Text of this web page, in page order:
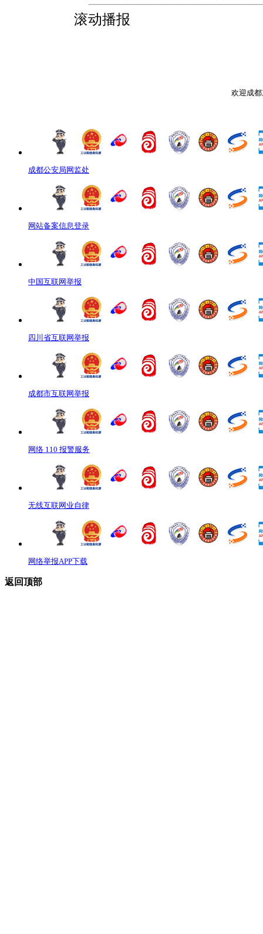
滚动播报
欢迎成
成都公安局网监处
网站备案信息登录
中国互联网举报
四川省互联网举报
成都市互联网举报
网络 110 报警服务
无线互联网业自律
网络举报APP下载
返回顶部